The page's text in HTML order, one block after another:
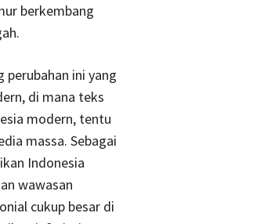
berkembang
ini yang
di mana teks
modern, tentu
massa. Sebagai
Indonesia
wawasan
cukup besar di